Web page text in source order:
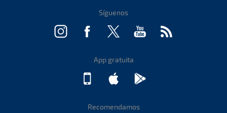
Síguenos
App gratuita
Recomendamos